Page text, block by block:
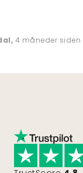
, 4 måneder siden